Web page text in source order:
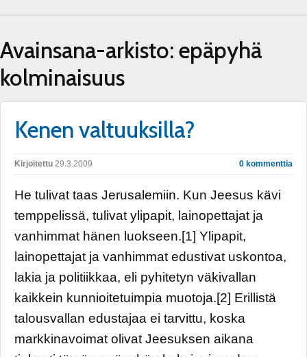
Avainsana-arkisto: epäpyhä
kolminaisuus
Kenen valtuuksilla?
Kirjoitettu 29.3.2009 0 kommenttia
He tulivat taas Jerusalemiin. Kun Jeesus kävi
temppelissä, tulivat ylipapit, lainopettajat ja
vanhimmat hänen luokseen.[1] Ylipapit,
lainopettajat ja vanhimmat edustivat uskontoa,
lakia ja politiikkaa, eli pyhitetyn väkivallan
kaikkein kunnioitetuimpia muotoja.[2] Erillistä
talousvallan edustajaa ei tarvittu, koska
markkinavoimat olivat Jeesuksen aikana